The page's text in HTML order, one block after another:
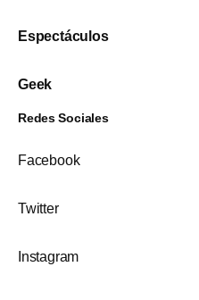
Espectáculos
Geek
Redes Sociales
Facebook
Twitter
Instagram